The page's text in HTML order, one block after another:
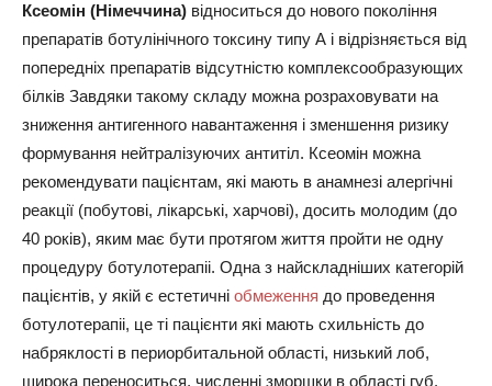
Ксеомін (Німеччина) відноситься до нового покоління
препаратів ботулінічного токсину типу А і відрізняється від
попередніх препаратів відсутністю комплексообразующих
білків Завдяки такому складу можна розраховувати на
зниження антигенного навантаження і зменшення ризику
формування нейтралізуючих антитіл. Ксеомін можна
рекомендувати пацієнтам, які мають в анамнезі алергічні
реакції (побутові, лікарські, харчові), досить молодим (до
40 років), яким має бути протягом життя пройти не одну
процедуру ботулотерапіі. Одна з найскладніших категорій
пацієнтів, у якій є естетичні обмеження до проведення
ботулотерапіі, це ті пацієнти які мають схильність до
набряклості в периорбитальной області, низький лоб,
широка переноситься, численні зморшки в області губ.